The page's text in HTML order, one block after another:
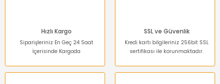
Hızlı Kargo
Siparişleriniz En Geç 24 Saat
İçerisinde Kargoda
SSL ve Güvenlik
Kredi kartı bilgileriniz 256bit SSL
sertifikası ile korunmaktadır.